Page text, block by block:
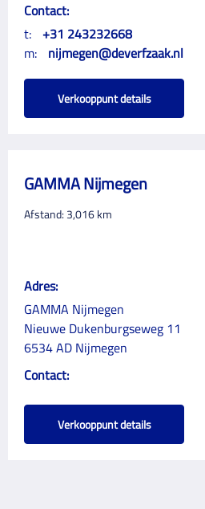
Contact:
t: +31 243232668
m:
nijmegen@deverfzaak.nl
Verkooppunt details
GAMMA Nijmegen
Afstand: 3,016km
Adres:
GAMMA Nijmegen
Nieuwe Dukenburgseweg 11
6534 AD Nijmegen
Contact:
Verkooppunt details